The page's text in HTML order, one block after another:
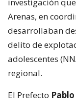
investigación
Arenas, en
desarrollaban
delito de
adolescentes
regional.
El Prefecto